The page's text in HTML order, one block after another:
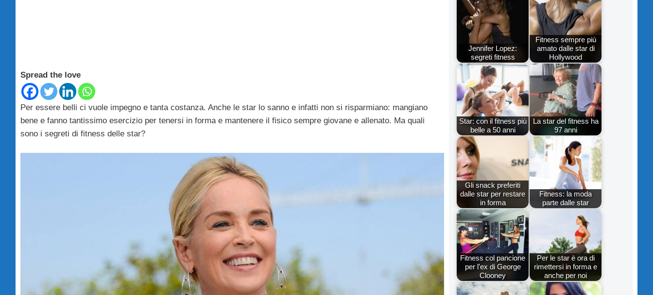
Spread the love
Per essere belli ci vuole impegno e tanta costanza. Anche le star lo sanno e infatti non si risparmiano: mangiano
bene e fanno tantissimo esercizio per tenersi in forma e mantenere il fisico sempre giovane e allenato. Ma quali
sono i segreti di fitness delle star?
Jennifer Lopez:
segreti fitness
Fitness sempre più
amato dalle star di
Hollywood
Star: con il fitness più
belle a 50 anni
La star del fitness ha
97 anni
Gli snack preferiti
dalle star per restare
in forma
Fitness: la moda
parte dalle star
Fitness col pancione
per l'ex di George
Clooney
Per le star è ora di
rimettersi in forma e
anche per noi